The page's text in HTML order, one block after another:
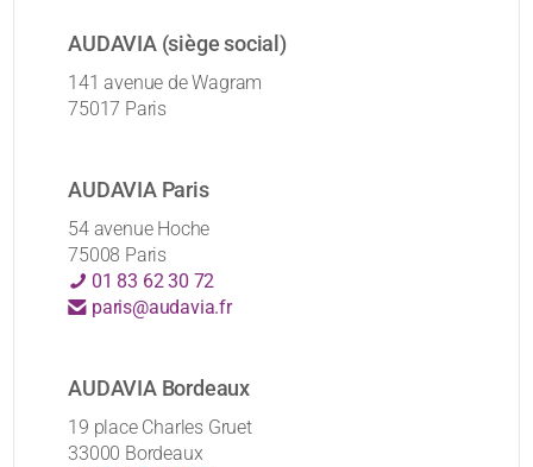
AUDAVIA (siège social)
141 avenue de Wagram
75017 Paris
AUDAVIA Paris
54 avenue Hoche
75008 Paris
01 83 62 30 72
paris@audavia.fr
AUDAVIA Bordeaux
19 place Charles Gruet
33000 Bordeaux